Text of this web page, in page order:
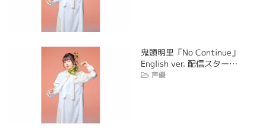
鬼頭明里「No Continue」
English ver. 配信スター…
声優